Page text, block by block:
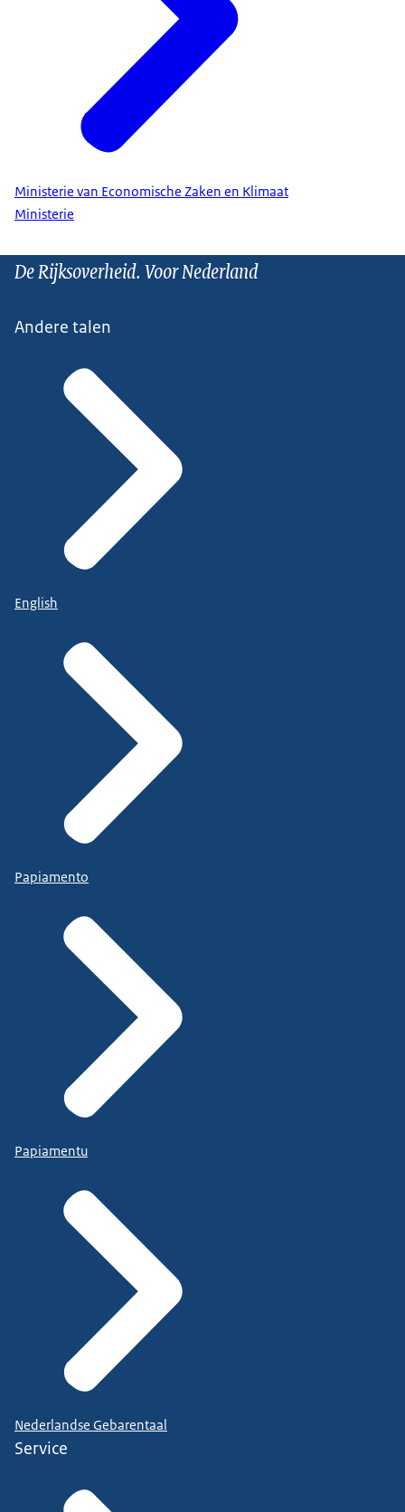
Ministerie van Economische Zaken en Klimaat
Ministerie
De Rijksoverheid. Voor Nederland
Andere talen
English
Papiamento
Papiamentu
Nederlandse Gebarentaal
Service